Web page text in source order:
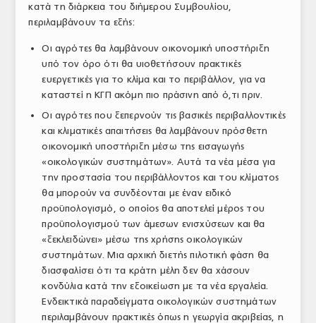
κατά τη διάρκεια του διήμερου Συμβουλίου,
περιλαμβάνουν τα εξής:
Οι αγρότες θα λαμβάνουν οικονομική υποστήριξη
υπό τον όρο ότι θα υιοθετήσουν πρακτικές
ευεργετικές για το κλίμα και το περιβάλλον, για να
καταστεί η ΚΓΠ ακόμη πιο πράσινη από ό,τι πριν.
Οι αγρότες που ξεπερνούν τις βασικές περιβαλλοντικές
και κλιματικές απαιτήσεις θα λαμβάνουν πρόσθετη
οικονομική υποστήριξη μέσω της εισαγωγής
«οικολογικών συστημάτων». Αυτά τα νέα μέσα για
την προστασία του περιβάλλοντος και του κλίματος
θα μπορούν να συνδέονται με έναν ειδικό
προϋπολογισμό, ο οποίος θα αποτελεί μέρος του
προϋπολογισμού των άμεσων ενισχύσεων και θα
«ξεκλειδώνει» μέσω της χρήσης οικολογικών
συστημάτων. Μια αρχική διετής πιλοτική φάση θα
διασφαλίσει ότι τα κράτη μέλη δεν θα χάσουν
κονδύλια κατά την εξοικείωση με τα νέα εργαλεία.
Ενδεικτικά παραδείγματα οικολογικών συστημάτων
περιλαμβάνουν πρακτικές όπως η γεωργία ακριβείας, η